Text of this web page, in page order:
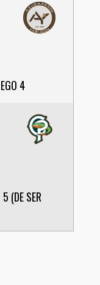
4
(DE SER